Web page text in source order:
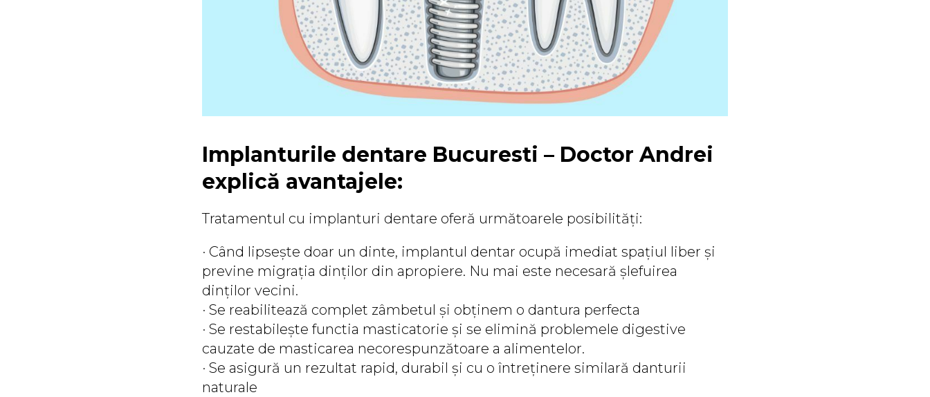
Implanturile dentare Bucuresti – Doctor Andrei
explică avantajele:
Tratamentul cu implanturi dentare oferă următoarele posibilități:
· Când lipsește doar un dinte, implantul dentar ocupă imediat spațiul liber și
previne migrația dinților din apropiere. Nu mai este necesară șlefuirea
dinților vecini.
· Se reabilitează complet zâmbetul și obținem o dantura perfecta
· Se restabilește functia masticatorie și se elimină problemele digestive
cauzate de masticarea necorespunzătoare a alimentelor.
· Se asigură un rezultat rapid, durabil și cu o întreținere similară danturii
naturale